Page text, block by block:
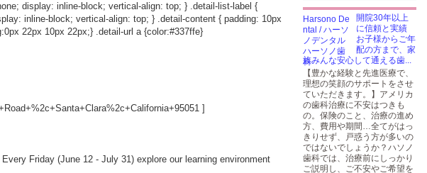
display: inline-block; vertical-align: top; } .detail-list-label {
inline-block; vertical-align: top; } .detail-content { padding: 10px
22px 10px 22px;} .detail-url a {color:#337ffe}
]
Friday (June 12 - July 31) explore our learning environment
開院30年以上
に信頼と実績
お子様からご年
配の方まで、家
族みんな安心して通える歯...
【豊かな経験と先進医療で、
理想の笑顔のサポートをさせ
ていただきます。】アメリカ
の歯科治療に不安はつきも
の。保険のこと、治療の進め
方、費用や期間…全てがはっ
きりせず、戸惑う方が多いの
ではないでしょうか？ハソノ
歯科では、治療前にしっかり
ご説明し、ご不安やご希望を